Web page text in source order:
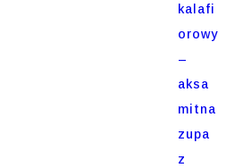
kalafi
orowy
–
aksa
mitna
zupa
z